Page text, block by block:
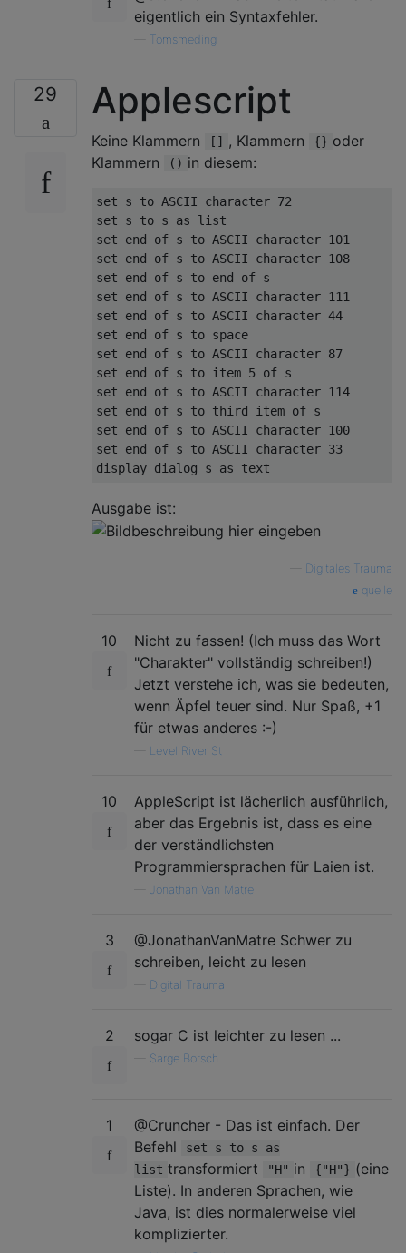
eigentlich ein Syntaxfehler.
Tomsmeding
29 Applescript
Keine Klammern [] , Klammern {} oder
Klammern
() in diesem:
set s to ASCII character 72
set s to s as list
set end of s to ASCII character 101
set end of s to ASCII character 108
set end of s to end of s
set end of s to ASCII character 111
set end of s to ASCII character 44
set end of s to space
set end of s to ASCII character 87
set end of s to item 5 of s
set end of s to ASCII character 114
set end of s to third item of s
set end of s to ASCII character 100
set end of s to ASCII character 33
Ausgabe ist:
Digitales Trauma
quelle
10
Nicht zu fassen! (Ich muss das Wort
"Charakter" vollständig schreiben!)
Jetzt verstehe ich, was sie bedeuten,
wenn Äpfel teuer sind. Nur Spaß, +1
für etwas anderes :-)
Level River St
10
AppleScript ist lächerlich ausführlich,
aber das Ergebnis ist, dass es eine
der verständlichsten
Programmiersprachen für Laien ist.
Jonathan Van Matre
3
@JonathanVanMatre Schwer zu
schreiben, leicht zu lesen
Digital Trauma
2 sogar C ist leichter zu lesen ...
Sarge Borsch
1
@Cruncher - Das ist einfach. Der
Befehl
set s to s as
list transformiert "H" in {"H"} (eine
Liste). In anderen Sprachen, wie
Java, ist dies normalerweise viel
komplizierter.